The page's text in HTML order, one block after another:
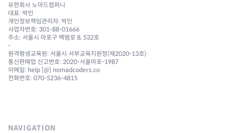
유한회사 노마드컴퍼니
대표: 박인
개인정보책임관리자: 박인
사업자번호: 301-88-01666
주소: 서울시 마포구 백범로 8, 532호
-
원격평생교육원: 서울시 서부교육지원청(제2020-13호)
통신판매업 신고번호: 2020-서울마포-1987
이메일: help [@] nomadcoders.co
전화번호: 070-5236-4815
NAVIGATION